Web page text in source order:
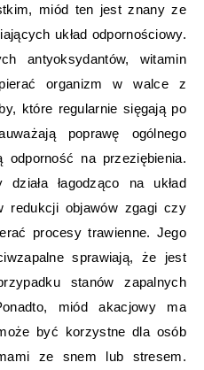
miód ten jest znany ze
układ odpornościowy.
antyoksydantów, witamin
organizm w walce z
które regularnie sięgają po
poprawę ogólnego
na przeziębienia.
łagodząco na układ
redukcji objawów zgagi czy
procesy trawienne. Jego
sprawiają, że jest
stanów zapalnych
miód akacjowy ma
być korzystne dla osób
ze snem lub stresem.